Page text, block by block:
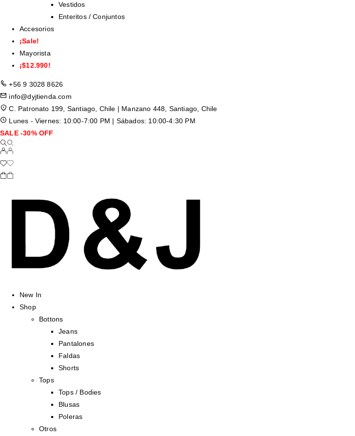
Vestidos
Enteritos / Conjuntos
Accesorios
¡Sale!
Mayorista
¡$12.990!
+56 9 3028 8626
info@dyjtienda.com
C. Patronato 199, Santiago, Chile | Manzano 448, Santiago, Chile
Lunes - Viernes: 10:00-7:00 PM | Sábados: 10:00-4:30 PM
SALE -30% OFF
New In
Shop
Bottons
Jeans
Pantalones
Faldas
Shorts
Tops
Tops / Bodies
Blusas
Poleras
Otros